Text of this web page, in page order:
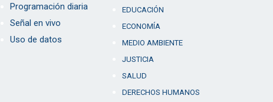
Programación diaria
Señal en vivo
Uso de datos
EDUCACIÓN
ECONOMÍA
MEDIO AMBIENTE
JUSTICIA
SALUD
DERECHOS HUMANOS